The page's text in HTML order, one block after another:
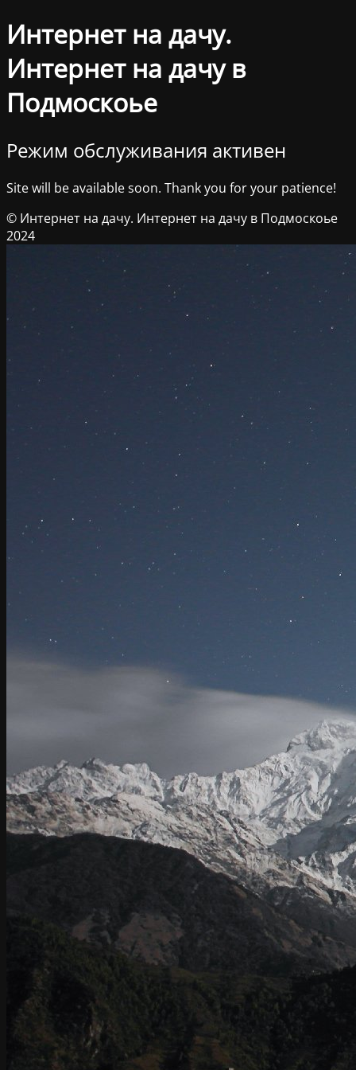
Интернет на дачу.
Интернет на дачу в
Подмоскоье
Режим обслуживания активен
Site will be available soon. Thank you for your patience!
© Интернет на дачу. Интернет на дачу в Подмоскоье
2024